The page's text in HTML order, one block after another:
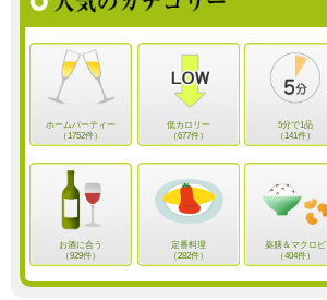
ホームパーティー
（1752件）
低カロリー
（677件）
5分で1品
（141件）
お酒に合う
（929件）
定番料理
（282件）
薬膳＆マクロビ
（404件）